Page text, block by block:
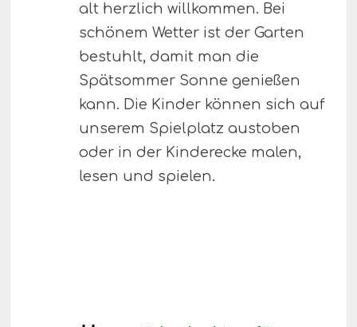
alt herzlich willkommen. Bei
schönem Wetter ist der Garten
bestuhlt, damit man die
Spätsommer Sonne genießen
kann. Die Kinder können sich auf
unserem Spielplatz austoben
oder in der Kinderecke malen,
lesen und spielen.